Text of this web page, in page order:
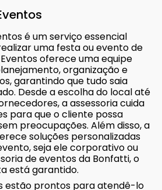
é um serviço essencial
uma festa ou evento de
oferece uma equipe
organização e
garantindo que tudo saia
Desde a escolha do local até
a assessoria cuida
para que o cliente possa
preocupações. Além disso, a
soluções personalizadas
seja ele corporativo ou
de eventos da Bonfatti, o
está garantido.
estão prontos para atendê-lo